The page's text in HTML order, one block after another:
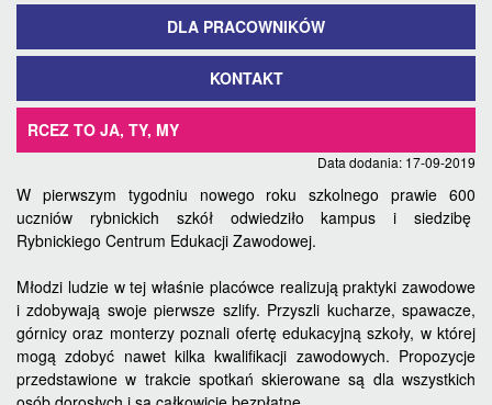
DLA PRACOWNIKÓW
KONTAKT
RCEZ TO JA, TY, MY
Data dodania: 17-09-2019
W pierwszym tygodniu nowego roku szkolnego prawie 600
uczniów rybnickich szkół odwiedziło kampus i siedzibę
Rybnickiego Centrum Edukacji Zawodowej.
Młodzi ludzie w tej właśnie placówce realizują praktyki zawodowe
i zdobywają swoje pierwsze szlify. Przyszli kucharze, spawacze,
górnicy oraz monterzy poznali ofertę edukacyjną szkoły, w której
mogą zdobyć nawet kilka kwalifikacji zawodowych. Propozycje
przedstawione w trakcie spotkań skierowane są dla wszystkich